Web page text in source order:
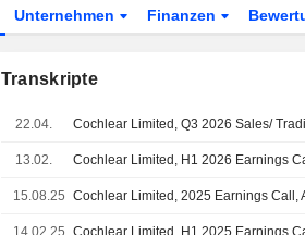
Unternehmen Finanzen
Transkripte
22.04. Cochlear Limited, Q3 2026 Sales/
13.02. Cochlear Limited, H1 2026 Earnings
15.08.25 Cochlear Limited, 2025 Earnings Call,
14.02.25 Cochlear Limited, H1 2025 Earnings